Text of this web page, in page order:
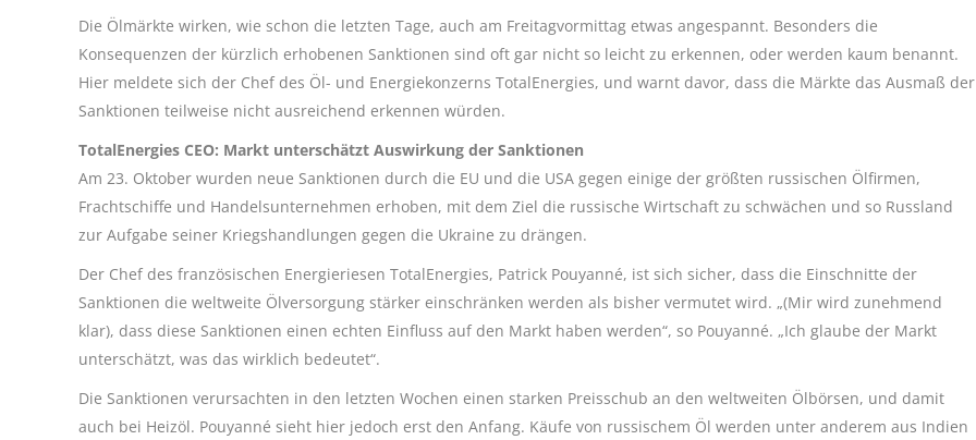
Die Ölmärkte wirken, wie schon die letzten Tage, auch am Freitagvormittag etwas angespannt. Besonders die
Konsequenzen der kürzlich erhobenen Sanktionen sind oft gar nicht so leicht zu erkennen, oder werden kaum benannt.
Hier meldete sich der Chef des Öl- und Energiekonzerns TotalEnergies, und warnt davor, dass die Märkte das Ausmaß der
Sanktionen teilweise nicht ausreichend erkennen würden.
TotalEnergies CEO: Markt unterschätzt Auswirkung der Sanktionen
Am 23. Oktober wurden neue Sanktionen durch die EU und die USA gegen einige der größten russischen Ölfirmen,
Frachtschiffe und Handelsunternehmen erhoben, mit dem Ziel die russische Wirtschaft zu schwächen und so Russland
zur Aufgabe seiner Kriegshandlungen gegen die Ukraine zu drängen.
Der Chef des französischen Energieriesen TotalEnergies, Patrick Pouyanné, ist sich sicher, dass die Einschnitte der
Sanktionen die weltweite Ölversorgung stärker einschränken werden als bisher vermutet wird. „(Mir wird zunehmend
klar), dass diese Sanktionen einen echten Einfluss auf den Markt haben werden“, so Pouyanné. „Ich glaube der Markt
unterschätzt, was das wirklich bedeutet“.
Die Sanktionen verursachten in den letzten Wochen einen starken Preisschub an den weltweiten Ölbörsen, und damit
auch bei Heizöl. Pouyanné sieht hier jedoch erst den Anfang. Käufe von russischem Öl werden unter anderem aus Indien